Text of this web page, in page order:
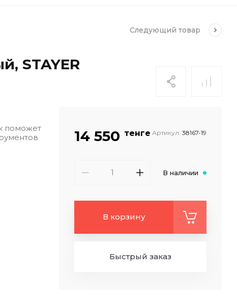
Следующий товар
STAYER
поможет
14 550 тенге Артикул: 38167-19
В наличии
В корзину
Быстрый заказ